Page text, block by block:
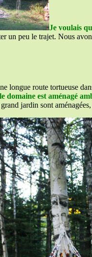
Je voulais
un peu le trajet. Nous
longue route tortueuse
domaine est aménagé
jardin sont